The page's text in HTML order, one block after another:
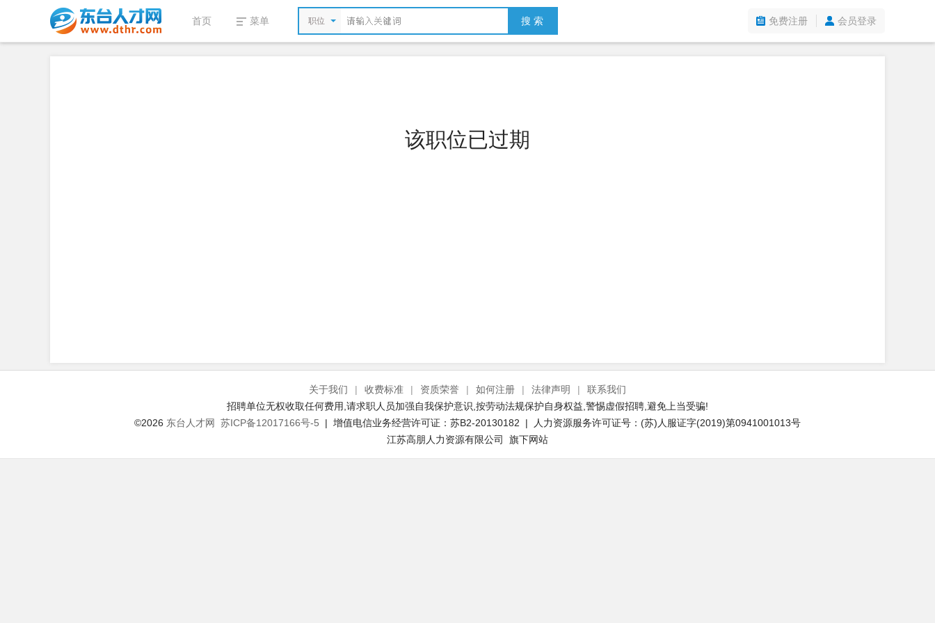
首页 菜单 职位 搜 索 免费注册 会员登录
该职位已过期
关于我们 | 收费标准 | 资质荣誉 | 如何注册 | 法律声明 |
联系我们
招聘单位无权收取任何费用,请求职人员加强自我保护意识,按劳动法规保护自身权益,警惕虚假招聘,避免上当受骗!
©2026 东台人才网 苏ICP备12017166号-5 | 增值电信业务经营许可证：苏B2-20130182 | 人力资源服务许可证号：(苏)人服证字(2019)第0941001013号
江苏高朋人力资源有限公司 旗下网站